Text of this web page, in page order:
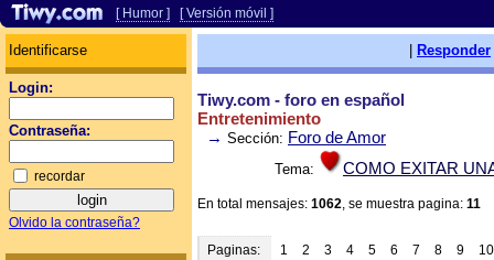
[ Humor ] [ Versión móvil ]
Identificarse
Login:
Contraseña:
recordar
Olvido la contraseña?
Responder
Tiwy.com - foro en español
Entretenimiento
→ Sección: Foro de Amor
Tema: COMO EXITAR
En total mensajes: 1062, se muestra pagina: 11
Paginas: 1 2 3 4 5 6 7 8 9 10